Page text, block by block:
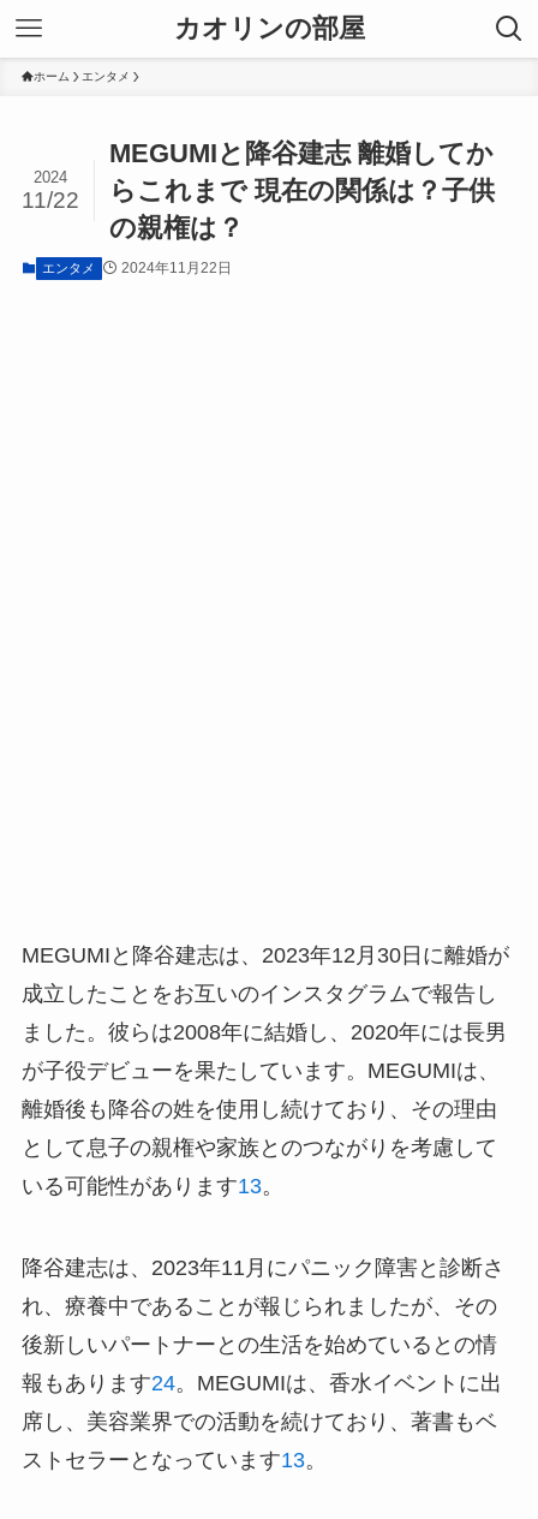
カオリンの部屋
ホーム エンタメ
MEGUMIと降谷建志 離婚してか
らこれまで 現在の関係は？子供
の親権は？
2024
11/22
エンタメ 2024年11月22日
MEGUMIと降谷建志は、2023年12月30日に離婚が
成立したことをお互いのインスタグラムで報告し
ました。彼らは2008年に結婚し、2020年には長男
が子役デビューを果たしています。MEGUMIは、
離婚後も降谷の姓を使用し続けており、その理由
として息子の親権や家族とのつながりを考慮して
いる可能性があります13。
降谷建志は、2023年11月にパニック障害と診断さ
れ、療養中であることが報じられましたが、その
後新しいパートナーとの生活を始めているとの情
報もあります24。MEGUMIは、香水イベントに出
席し、美容業界での活動を続けており、著書もベ
ストセラーとなっています13。